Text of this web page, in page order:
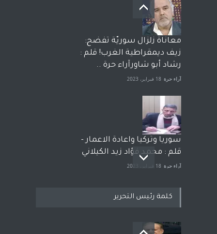
معاناة زلزال سوريّة تفضح:
زيف ديمقراطية الغرب! قلم :
رشاد أبو شاورآراء حرة ..
آراء حرة 18 فبراير، 2023
سوريا وتركيا واعادة الاعمار -
قلم : محمد فؤاد زيد الكيلاني
آراء حرة 18 فبراير، 2023
بعد معارك قضائية طاحنة كتب
كلمة رئيس التحرير